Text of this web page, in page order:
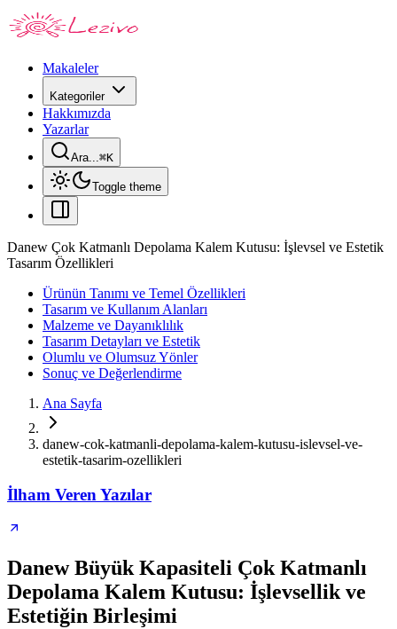
Makaleler
Kategoriler
Hakkımızda
Yazarlar
Ara...⌘K
Toggle theme
Danew Çok Katmanlı Depolama Kalem Kutusu: İşlevsel ve Estetik
Tasarım Özellikleri
Ürünün Tanımı ve Temel Özellikleri
Tasarım ve Kullanım Alanları
Malzeme ve Dayanıklılık
Tasarım Detayları ve Estetik
Olumlu ve Olumsuz Yönler
Sonuç ve Değerlendirme
Ana Sayfa
danew-cok-katmanli-depolama-kalem-kutusu-islevsel-ve-
estetik-tasarim-ozellikleri
İlham Veren Yazılar
Danew Büyük Kapasiteli Çok Katmanlı
Depolama Kalem Kutusu: İşlevsellik ve
Estetiğin Birleşimi